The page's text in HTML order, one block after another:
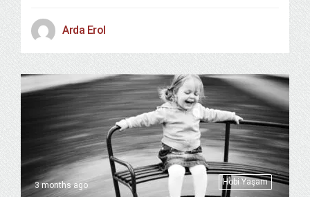
Arda Erol
Hobi Yaşam
3 months ago